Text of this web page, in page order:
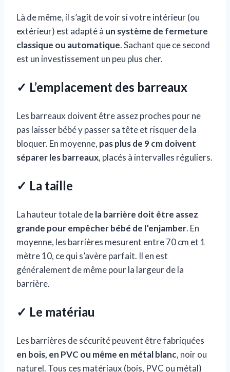
Là de même, il s’agit de voir si votre intérieur (ou
extérieur) est adapté à un système de fermeture
classique ou automatique. Sachant que ce second
est un investissement un peu plus cher.
✓ L’emplacement des barreaux
Les barreaux doivent être assez proches pour ne
pas laisser bébé y passer sa tête et risquer de la
bloquer. En moyenne, pas plus de 9 cm doivent
séparer les barreaux, placés à intervalles réguliers.
✓ La taille
La hauteur totale dela barrière doit être assez
grande pour empêcher bébé de l’enjamber. En
moyenne, les barrières mesurent entre 70 cm et 1
mètre 10, ce qui s’avère parfait. Il en est
généralement de même pour la largeur de la
barrière.
✓ Le matériau
Les barrières de sécurité peuvent être fabriquées
en bois, en PVC ou même en métal blanc, noir ou
naturel. Tous ces matériaux (bois, PVC ou métal)